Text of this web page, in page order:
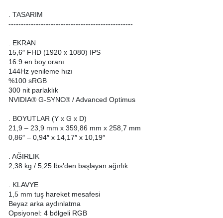
. TASARIM
--------------------------------------------------
. EKRAN
15,6″ FHD (1920 x 1080) IPS
16:9 en boy oranı
144Hz yenileme hızı
%100 sRGB
300 nit parlaklık
NVIDIA® G-SYNC® / Advanced Optimus
. BOYUTLAR (Y x G x D)
21,9 – 23,9 mm x 359,86 mm x 258,7 mm
0,86″ – 0,94″ x 14,17″ x 10,19″
. AĞIRLIK
2,38 kg / 5,25 lbs’den başlayan ağırlık
. KLAVYE
1,5 mm tuş hareket mesafesi
Beyaz arka aydınlatma
Opsiyonel: 4 bölgeli RGB